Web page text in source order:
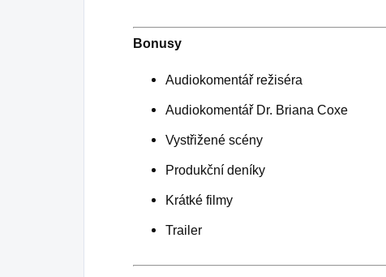
Bonusy
Audiokomentář režiséra
Audiokomentář Dr. Briana Coxe
Vystřižené scény
Produkční deníky
Krátké filmy
Trailer